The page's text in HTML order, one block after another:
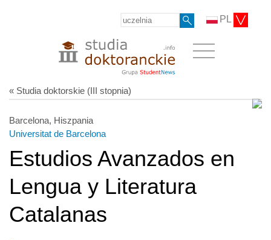
PL
« Studia doktorskie (III stopnia)
Barcelona, Hiszpania
Universitat de Barcelona
Estudios Avanzados en
Lengua y Literatura
Catalanas